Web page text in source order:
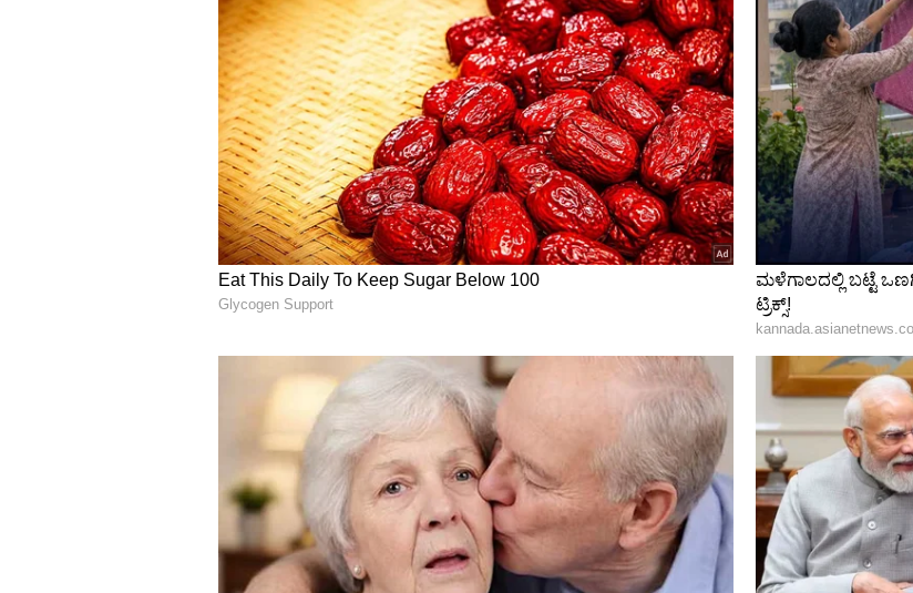
ತುಲಾ ರಾಶಿ
ತುಲಾ ರಾಶಿಯವರಿಗೆ ಹಠಾತ್ ಧನಲಾಭದ ಅವಕಾಶಗಳು ದೊರೆಯಬಹುದು. ಹಳೆಯ ಸಮಸ್ಯೆಗಳು
ಪರಿಹಾರವಾಗುತ್ತವೆ. ಕುಟುಂಬದ ಬೆಂಬಲ ಹೆಚ್ಚಾಗಲಿದ್ದು, ಪ್ರೇಮ ಮತ್ತು ವೈವಾಹಿಕ ಜೀವನದಲ್ಲಿ ಸಂತೋಷದ
ಕ್ಷಣಗಳು ಎದುರಾಗಬಹುದು.